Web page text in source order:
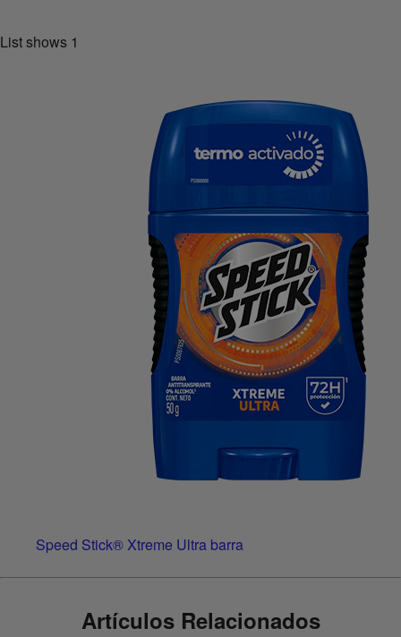
List shows 1
Speed Stick® Xtreme Ultra barra
Artículos Relacionados